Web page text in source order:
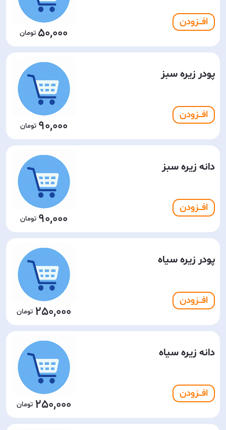
افـــزودن
50,000
پودر زیره سبز
افـــزودن
90,000
دانه زیره سبز
افـــزودن
90,000
پودر زیره سیاه
افـــزودن
250,000
دانه زیره سیاه
افـــزودن
250,000